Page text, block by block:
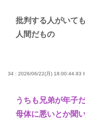
批判する人がいて
人間だもの
34 : 2026/06/22(月) 18:00:44.93
うちも兄弟が年子
母体に悪いとか聞